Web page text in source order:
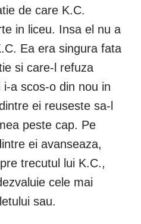
de care K.C.
in liceu. Insa el nu a
Ea era singura fata
si care-l refuza
a scos-o din nou in
ei reuseste sa-l
peste cap. Pe
ei avanseaza,
trecutul lui K.C.,
cele mai
sau.